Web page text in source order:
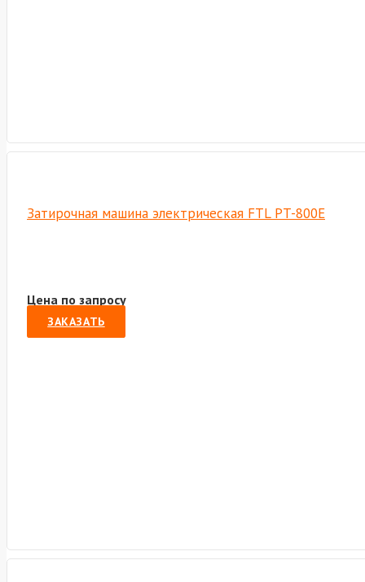
Затирочная машина электрическая FTL PT-800E
Цена по запросу
ЗАКАЗАТЬ